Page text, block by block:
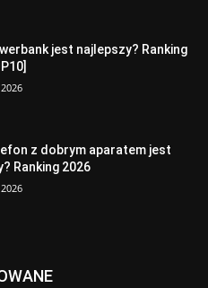
jest najlepszy? Ranking
z dobrym aparatem jest
Ranking 2026